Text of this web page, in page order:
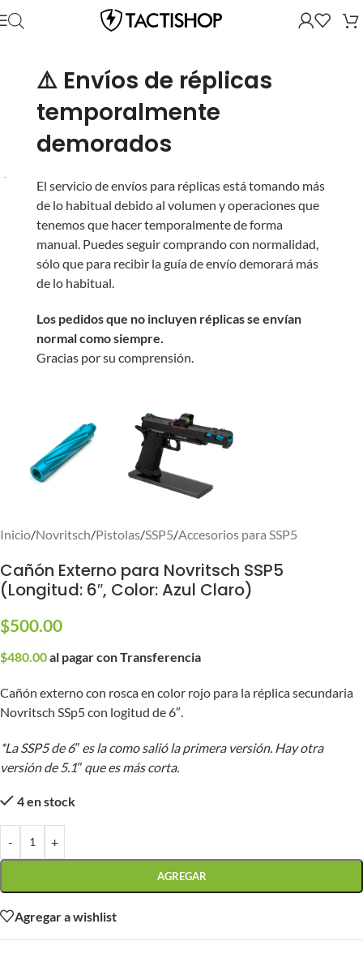
⚠️ Envíos de réplicas
temporalmente
demorados
El servicio de envíos para réplicas está tomando más
de lo habitual debido al volumen y operaciones que
tenemos que hacer temporalmente de forma
manual. Puedes seguir comprando con normalidad,
sólo que para recibir la guía de envío demorará más
de lo habitual.
Los pedidos que no incluyen réplicas se envían
normal como siempre.
Gracias por su comprensión.
Inicio/Novritsch/Pistolas/SSP5/Accesorios para SSP5
Cañón Externo para Novritsch SSP5
(Longitud: 6″, Color: Azul Claro)
$500.00
$480.00al pagar con Transferencia
Cañón externo con rosca en color rojo para la réplica secundaria
Novritsch SSp5 con logitud de 6″.
*La SSP5 de 6″ es la como salió la primera versión. Hay otra
versión de 5.1″ que es más corta.
4 en stock
- +
AGREGAR
Agregar a wishlist